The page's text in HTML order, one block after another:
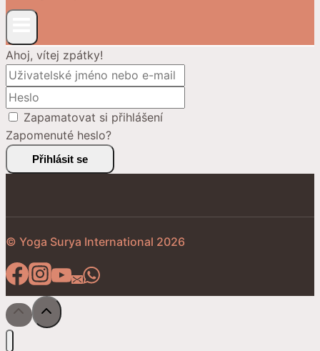
Ahoj, vítej zpátky!
Zapamatovat si přihlášení
Zapomenuté heslo?
Přihlásit se
© Yoga Surya International 2026